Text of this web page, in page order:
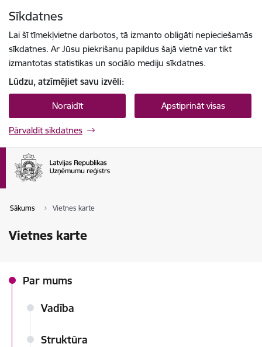
Sīkdatnes
Lai šī tīmekļvietne darbotos, tā izmanto obligāti nepieciešamās
sīkdatnes. Ar Jūsu piekrišanu papildus šajā vietnē var tikt
izmantotas statistikas un sociālo mediju sīkdatnes.
Lūdzu, atzīmējiet savu izvēli:
Noraidīt Apstiprināt visas
Pārvaldīt sīkdatnes
Sākums Vietnes karte
Vietnes karte
Par mums
Vadība
Struktūra